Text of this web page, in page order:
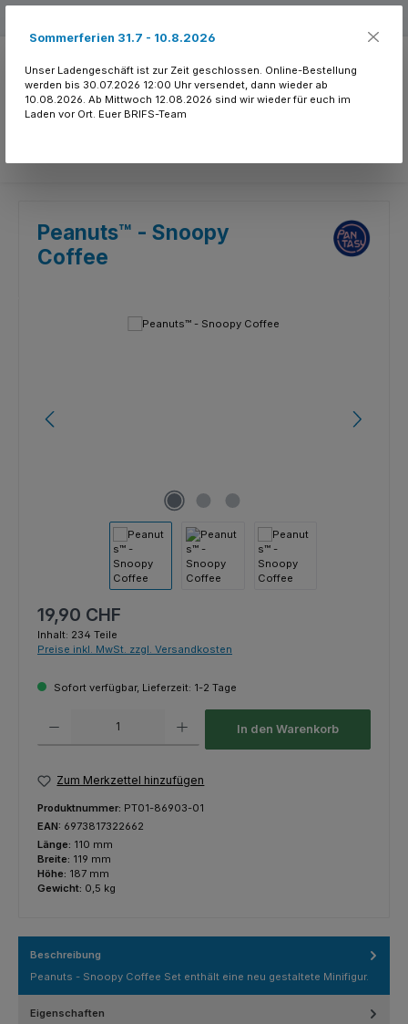
Peanuts™ - Snoopy
Coffee
Bildergalerie überspringen
Regulärer Preis:
19,90 CHF
Inhalt: 234 Teile
Preise inkl. MwSt. zzgl. Versandkosten
Sofort verfügbar, Lieferzeit: 1-2 Tage
In den Warenkorb
Zum Merkzettel hinzufügen
Produktnummer: PT01-86903-01
EAN: 6973817322662
Länge: 110 mm
Breite: 119 mm
Höhe: 187 mm
Gewicht: 0,5 kg
Beschreibung
Peanuts - Snoopy Coffee Set enthält eine neu gestaltete Minifigur.
Eigenschaften
Sommerferien 31.7 - 10.8.2026
Unser Ladengeschäft ist zur Zeit geschlossen. Online-Bestellung
werden bis 30.07.2026 12:00 Uhr versendet, dann wieder ab
10.08.2026. Ab Mittwoch 12.08.2026 sind wir wieder für euch im
Laden vor Ort. Euer BRIFS-Team